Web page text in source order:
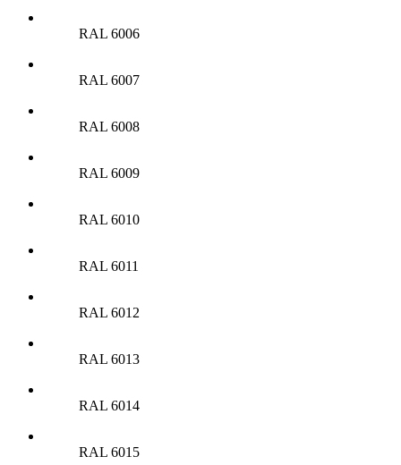
RAL 6006
RAL 6007
RAL 6008
RAL 6009
RAL 6010
RAL 6011
RAL 6012
RAL 6013
RAL 6014
RAL 6015